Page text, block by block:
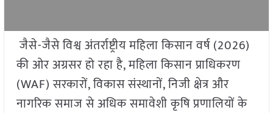
जैसे-जैसे विश्व अंतर्राष्ट्रीय महिला किसान वर्ष (2026)
की ओर अग्रसर हो रहा है, महिला किसान प्राधिकरण
(WAF) सरकारों, विकास संस्थानों, निजी क्षेत्र और
नागरिक समाज से अधिक समावेशी कृषि प्रणालियों के